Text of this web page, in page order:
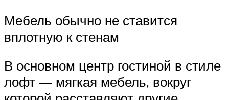
Мебель обычно не ставится
вплотную к стенам
В основном центр гостиной в стиле
лофт — мягкая мебель, вокруг